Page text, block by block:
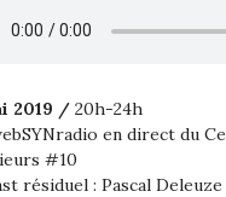
2019 / 20h-24h
en direct du
#10
résiduel : Pascal